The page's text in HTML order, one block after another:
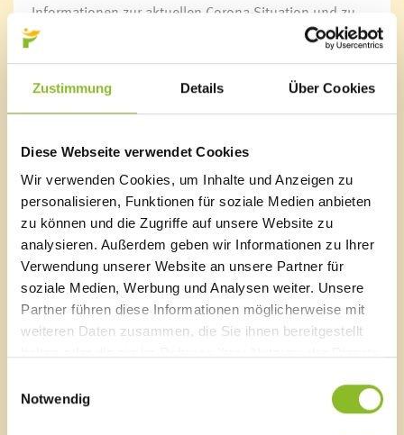
Zustimmung Details Über Cookies
Diese Webseite verwendet Cookies
Wir verwenden Cookies, um Inhalte und Anzeigen zu
personalisieren, Funktionen für soziale Medien anbieten
zu können und die Zugriffe auf unsere Website zu
analysieren. Außerdem geben wir Informationen zu Ihrer
Verwendung unserer Website an unsere Partner für
soziale Medien, Werbung und Analysen weiter. Unsere
Partner führen diese Informationen möglicherweise mit
weiteren Daten zusammen, die Sie ihnen bereitgestellt
Notwendig
Informationen zur aktuellen Corona-Situation und zu
den Impfangeboten finden Sie auf der Website des
www.vorarlberg.at/corona.
Hier erfahren Sie die wichtigsten Informationen zum
Virus, seiner Ausbreitung und zur Impfung.
Aufruf zur Impfung
Marktgemeinde Frastanz
Sägenplatz 1
A-6820 Frastanz, Österreich
Lageplan
T0043 5522 51534-0
E-Mail an das Gemeindeamt